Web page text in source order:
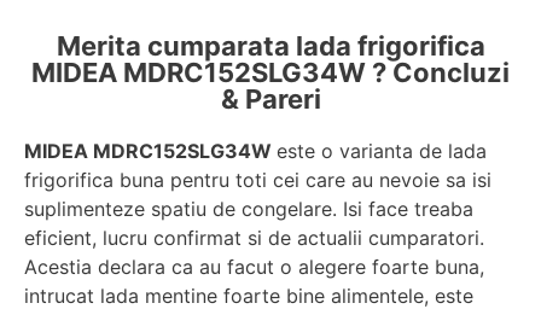
Merita cumparata lada frigorifica
MIDEA MDRC152SLG34W ? Concluzi
& Pareri
MIDEA MDRC152SLG34W este o varianta de lada
frigorifica buna pentru toti cei care au nevoie sa isi
suplimenteze spatiu de congelare. Isi face treaba
eficient, lucru confirmat si de actualii cumparatori.
Acestia declara ca au facut o alegere foarte buna,
intrucat lada mentine foarte bine alimentele, este